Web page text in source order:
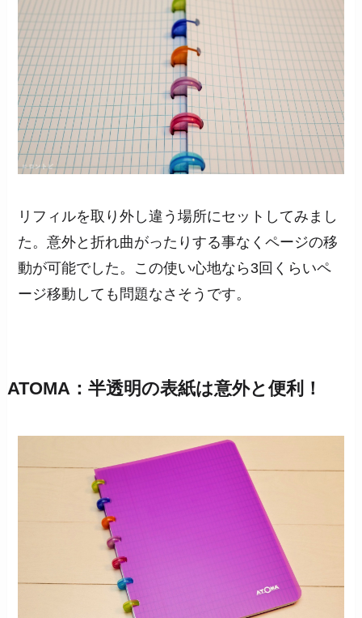
リフィルを取り外し違う場所にセットしてみまし
た。意外と折れ曲がったりする事なくページの移
動が可能でした。この使い心地なら3回くらいペ
ージ移動しても問題なさそうです。
ATOMA：半透明の表紙は意外と便利！